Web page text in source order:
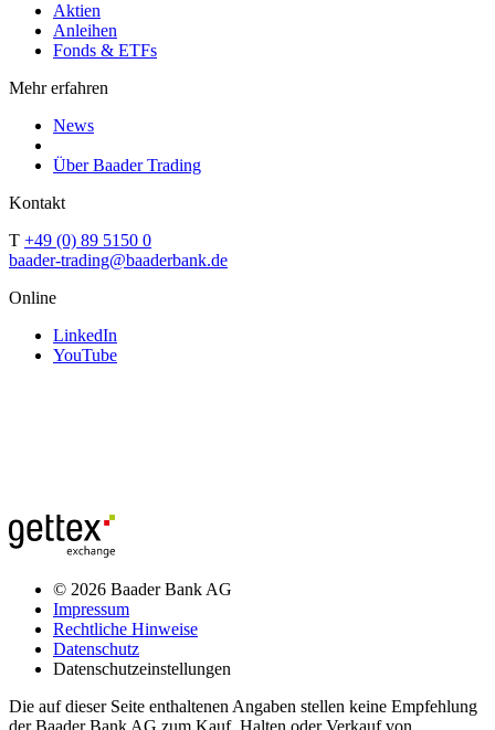
Aktien
Anleihen
Fonds & ETFs
Mehr erfahren
News
Über Baader Trading
Kontakt
T +49 (0) 89 5150 0
baader-trading@baaderbank.de
Online
LinkedIn
YouTube
© 2026 Baader Bank AG
Impressum
Rechtliche Hinweise
Datenschutz
Datenschutzeinstellungen
Die auf dieser Seite enthaltenen Angaben stellen keine Empfehlung
der Baader Bank AG zum Kauf, Halten oder Verkauf von